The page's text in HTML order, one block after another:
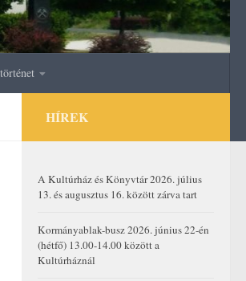
HÍREK
A Kultúrház és Könyvtár 2026. július
13. és augusztus 16. között zárva tart
Kormányablak-busz 2026. június 22-én
(hétfő) 13.00-14.00 között a
Kultúrháznál